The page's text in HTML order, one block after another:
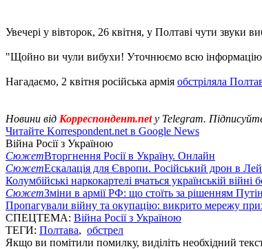
Увечері у вівторок, 26 квітня, у Полтаві чути звуки
"Щойно ви чули вибухи! Уточнюємо всю інформацію!
Нагадаємо, 2 квітня російська армія обстріляла
Новини від Корреспондент.netу Telegram.
Читайте Korrespondent.net в Google News
Війна Росії з Україною
СюжетВторгнення Росії в Україну. Онлайн
СюжетЕскалація для Європи. Російський дрон в
Колумбійські наркокартелі вчаться українській війні
СюжетЗміни в армії РФ: що стоїть за рішенням
Пропагували війну та окупацію: викрито мережу
СПЕЦТЕМА: Війна Росії з Україною
ТЕГИ: Полтава, обстрел
Якщо ви помітили помилку, виділіть необхідний